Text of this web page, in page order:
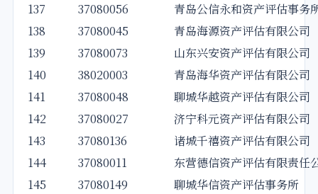
137
37080056
青岛公信永和资产评估事务
138
37080045
青岛海源资产评估有限公司
139
37080073
山东兴安资产评估有限公司
140
38020003
青岛海华资产评估有限公司
141
37080048
聊城华越资产评估有限公司
142
37080027
济宁科元资产评估有限公司
143
37080136
诸城千禧资产评估有限公司
144
37080011
东营德信资产评估有限责任
145
37080149
聊城华信资产评估事务所